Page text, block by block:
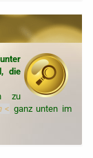
die
zu
< ganz unten im